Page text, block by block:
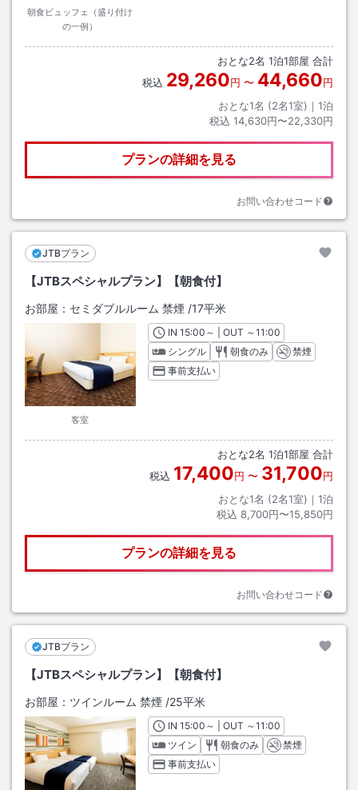
朝食ビュッフェ（盛り付け
の一例）
おとな2名 1泊1部屋 合計
税込 29,260円 〜 44,660円
おとな1名 (2名1室)｜ 1泊
税込 14,630円〜22,330円
プランの詳細を見る
お問い合わせコード
JTBプラン
【JTBスペシャルプラン】【朝食付】
お部屋： セミダブルルーム 禁煙 /17平米
客室
INチェックイン
15:00 ～ | OUT チェックアウト
～11:00
シングル
朝食のみ
禁煙
事前支払い
おとな2名 1泊1部屋 合計
税込 17,400円 〜 31,700円
おとな1名 (2名1室)｜ 1泊
税込 8,700円〜15,850円
プランの詳細を見る
お問い合わせコード
JTBプラン
【JTBスペシャルプラン】【朝食付】
お部屋： ツインルーム 禁煙 /25平米
INチェックイン
15:00 ～ | OUT チェックアウト
～11:00
ツイン
朝食のみ
禁煙
事前支払い